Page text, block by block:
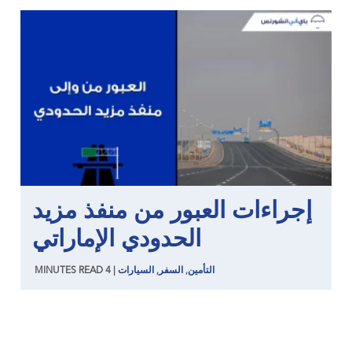
إجراءات العبور من منفذ مزيد
الحدودي الإماراتي
التأمين, السفر , السيارات 4
MINUTES READ